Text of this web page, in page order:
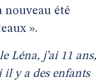
nouveau été
».
Léna, j’ai 11 ans,
il y a des enfants